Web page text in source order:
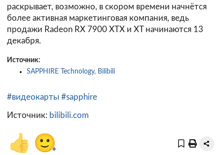
раскрывает, возможно, в скором времени начнётся
более активная маркетинговая компания, ведь
продажи Radeon RX 7900 XTX и XT начинаются 13
декабря.
Источник:
SAPPHIRE Technology, Bilibili
#видеокарты #sapphire
Источник: bilibili.com
👍 🙂+